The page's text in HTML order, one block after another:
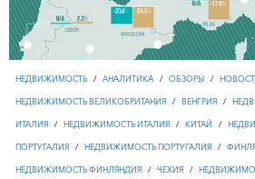
НЕДВИЖИМОСТЬ / АНАЛИТИКА / ОБЗОРЫ /
НЕДВИЖИМОСТЬ ВЕЛИКОБРИТАНИЯ / ВЕНГРИЯ /
ИТАЛИЯ / НЕДВИЖИМОСТЬ ИТАЛИЯ / КИТАЙ /
ПОРТУГАЛИЯ / НЕДВИЖИМОСТЬ ПОРТУГАЛИЯ /
НЕДВИЖИМОСТЬ ФИНЛЯНДИЯ / ЧЕХИЯ /